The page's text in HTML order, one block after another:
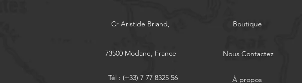
Cr Aristide Briand,
73500 Modane, France
Tél : (+33) 7 77 8325 56
Boutique
Nous Contactez
À propos